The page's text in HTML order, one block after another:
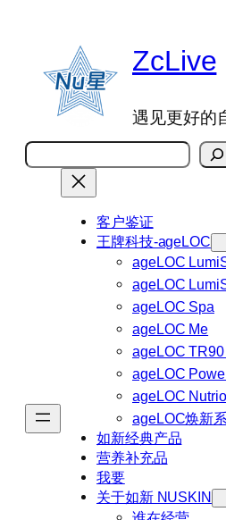
ZcLive
遇见更好的
搜
索
客户鉴证
王牌科技-ageLOC
ageLOC
ageLOC
ageLOC Spa
ageLOC Me
ageLOC
ageLOC
ageLOC
ageLOC焕新
如新经典产品
营养补充品
我要
关于如新 NUSKIN